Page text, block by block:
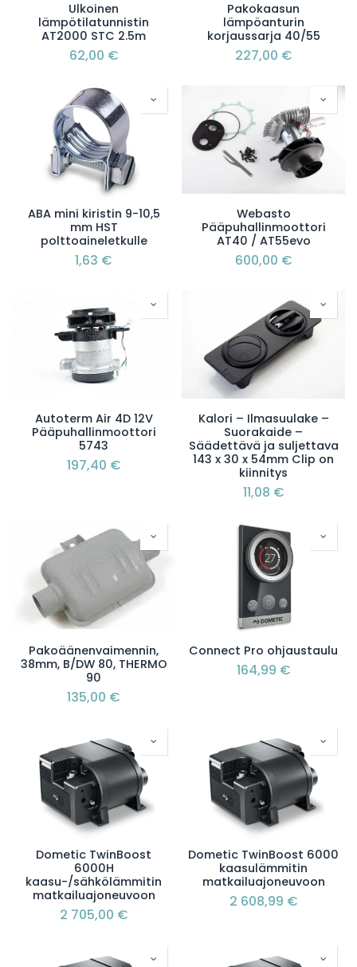
Ulkoinen
lämpötilatunnistin
AT2000 STC 2.5m
62,00 €
Pakokaasun
lämpöanturin
korjaussarja 40/55
227,00 €
ABA mini kiristin 9-10,5
mm HST
polttoaineletkulle
1,63 €
Webasto
Pääpuhallinmoottori
AT40 / AT55evo
600,00 €
Autoterm Air 4D 12V
Pääpuhallinmoottori
5743
197,40 €
Kalori – Ilmasuulake –
Suorakaide –
Säädettävä ja suljettava
143 x 30 x 54mm Clip on
kiinnitys
11,08 €
Pakoäänenvaimennin,
38mm, B/DW 80, THERMO
90
135,00 €
Connect Pro ohjaustaulu
164,99 €
Dometic TwinBoost
6000H
kaasu-/sähkölämmitin
matkailuajoneuvoon
2 705,00 €
Dometic TwinBoost 6000
kaasulämmitin
matkailuajoneuvoon
2 608,99 €